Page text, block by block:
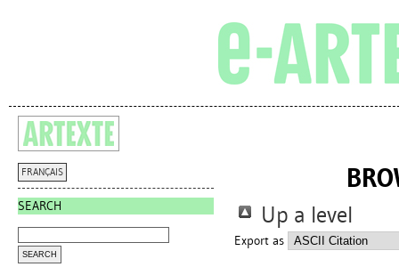
FRANÇAIS
SEARCH Up a level
Export as